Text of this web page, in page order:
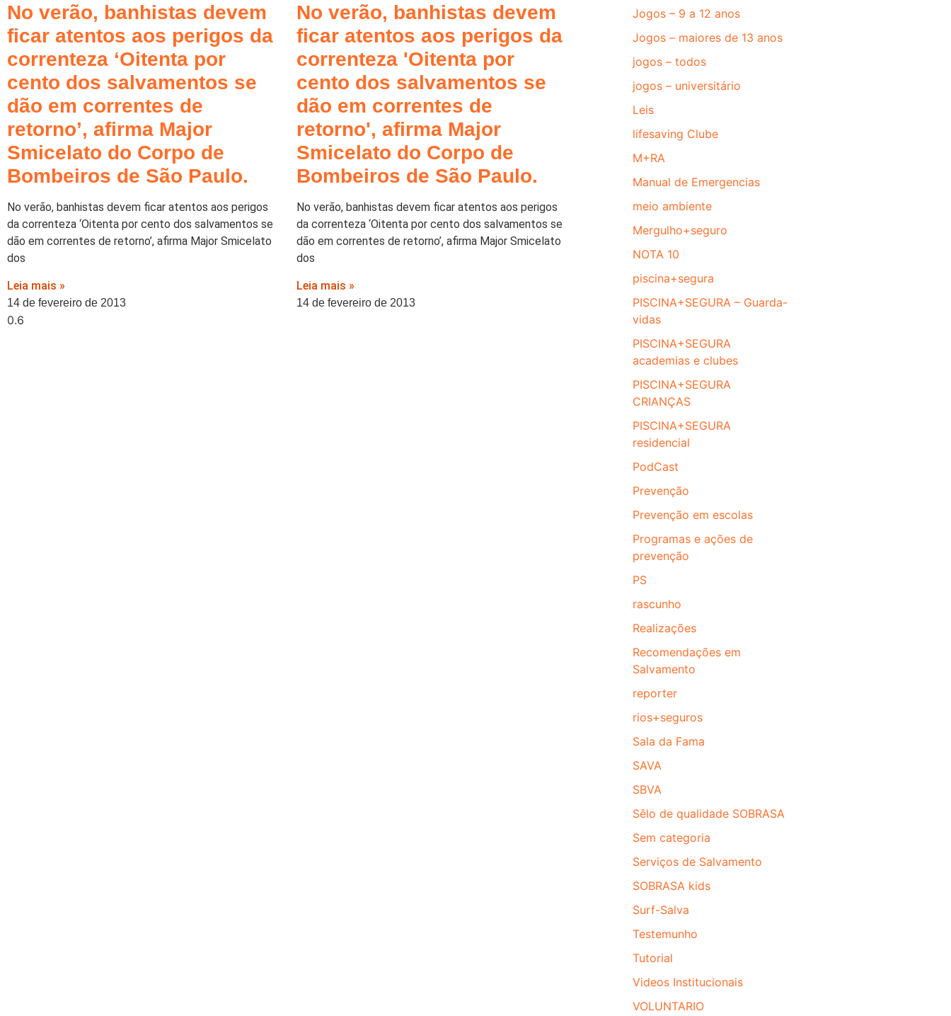
No verão, banhistas devem
ficar atentos aos perigos da
correnteza ‘Oitenta por
cento dos salvamentos se
dão em correntes de
retorno’, afirma Major
Smicelato do Corpo de
Bombeiros de São Paulo.
No verão, banhistas devem ficar atentos aos perigos
da correnteza ‘Oitenta por cento dos salvamentos se
dão em correntes de retorno’, afirma Major Smicelato
dos
Leia mais »
14 de fevereiro de 2013
No verão, banhistas devem
ficar atentos aos perigos da
correnteza 'Oitenta por
cento dos salvamentos se
dão em correntes de
retorno', afirma Major
Smicelato do Corpo de
Bombeiros de São Paulo.
No verão, banhistas devem ficar atentos aos perigos
da correnteza ‘Oitenta por cento dos salvamentos se
dão em correntes de retorno’, afirma Major Smicelato
dos
Leia mais »
14 de fevereiro de 2013
Jogos – 9 a 12 anos
Jogos – maiores de 13 anos
jogos – todos
jogos – universitário
Leis
lifesaving Clube
M+RA
Manual de Emergencias
meio ambiente
Mergulho+seguro
NOTA 10
piscina+segura
PISCINA+SEGURA – Guarda-
vidas
PISCINA+SEGURA
academias e clubes
PISCINA+SEGURA
CRIANÇAS
PISCINA+SEGURA
residencial
PodCast
Prevenção
Prevenção em escolas
Programas e ações de
prevenção
PS
rascunho
Realizações
Recomendações em
Salvamento
reporter
rios+seguros
Sala da Fama
SAVA
SBVA
Sêlo de qualidade SOBRASA
Sem categoria
Serviços de Salvamento
SOBRASA kids
Surf-Salva
Testemunho
Tutorial
Videos Institucionais
VOLUNTARIO